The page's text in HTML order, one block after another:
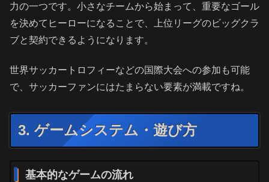
力の一つです。小さなチームから始まって、重要なゴール
を決めてヒーローになることで、上位リーグのビッグクラ
ブと契約できるようになります。
世界サッカートロフィーなどの国際大会への参加も可能
で、サッカーファンにはたまらない要素が満載ですね。
3. ゲームシステム・遊び方
基本的なゲームの流れ